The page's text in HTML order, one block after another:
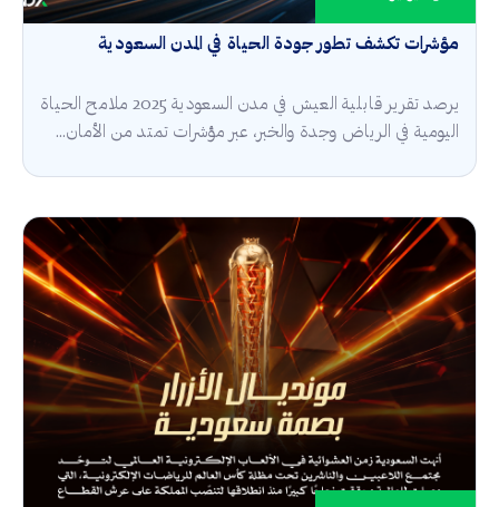
مؤشرات تكشف تطور جودة الحياة في المدن السعودية
يرصد تقرير قابلية العيش في مدن السعودية 2025 ملامح الحياة
اليومية في الرياض وجدة والخبر، عبر مؤشرات تمتد من الأمان...